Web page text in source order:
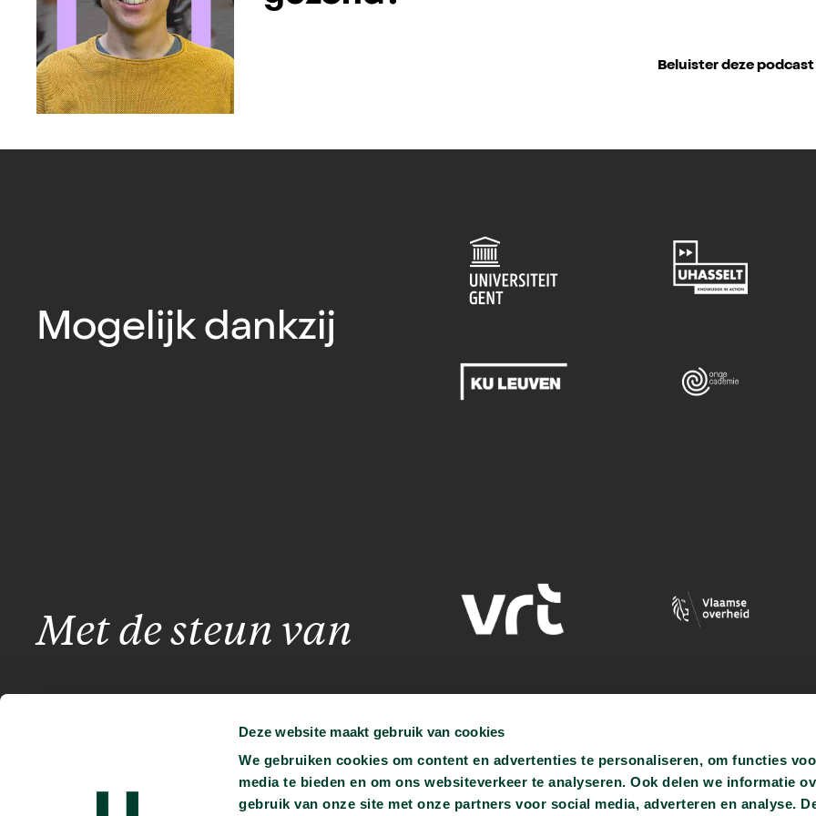
Deze website maakt gebruik van cookies
We gebruiken cookies om content en advertenties te personaliseren, om functies
media te bieden en om ons websiteverkeer te analyseren. Ook delen we informatie
gebruik van onze site met onze partners voor social media, adverteren en analyse.
Beluister deze podcast
Mogelijk dankzij
Met de steun van